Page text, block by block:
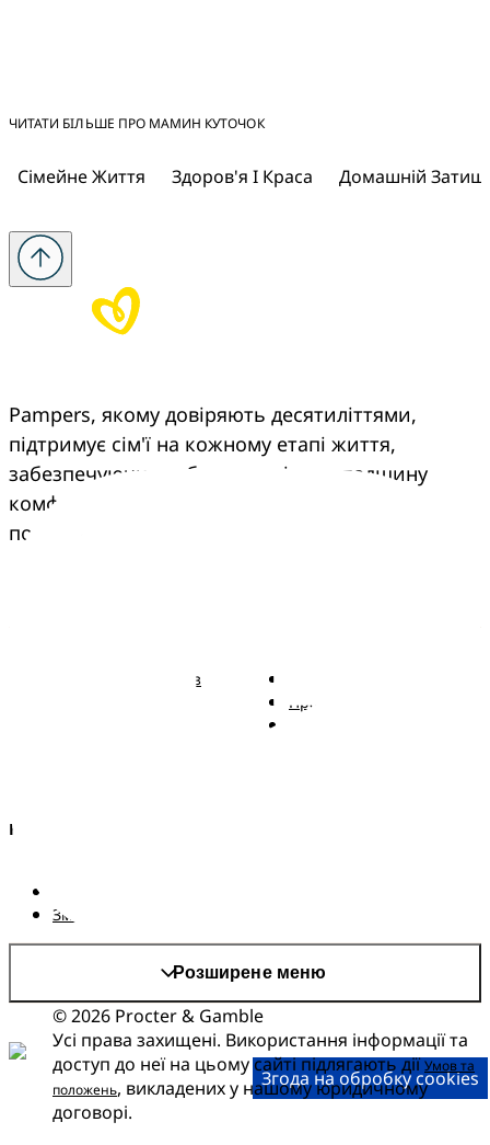
ЧИТАТИ БІЛЬШЕ ПРО МАМИН КУТОЧОК
Сімейне Життя Здоров'я І Краса Домашній
Pampers, якому довіряють десятиліттями,
підтримує сім'ї на кожному етапі життя,
забезпечуючи турботу, досвід та спадщину
комфорту, що переходить з покоління в
покоління.
Підгузки Pampers із
Правові положення
Країна/регіон
Змінити країнa/регіон
Розширене меню
© 2026 Procter & Gamble
Усі права захищені. Використання інформації та
доступ до неї на цьому сайті підлягають діїУмов та
положень, викладених у нашому юридичному
договорі.
Згода на обробку cookies